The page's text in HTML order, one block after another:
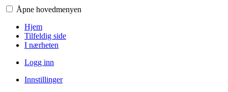
Åpne hovedmenyen
Hjem
Tilfeldig side
I nærheten
Logg inn
Innstillinger